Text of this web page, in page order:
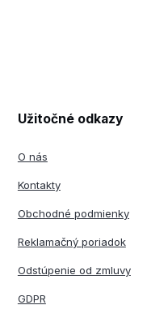
Užitočné odkazy
O nás
Kontakty
Obchodné podmienky
Reklamačný poriadok
Odstúpenie od zmluvy
GDPR